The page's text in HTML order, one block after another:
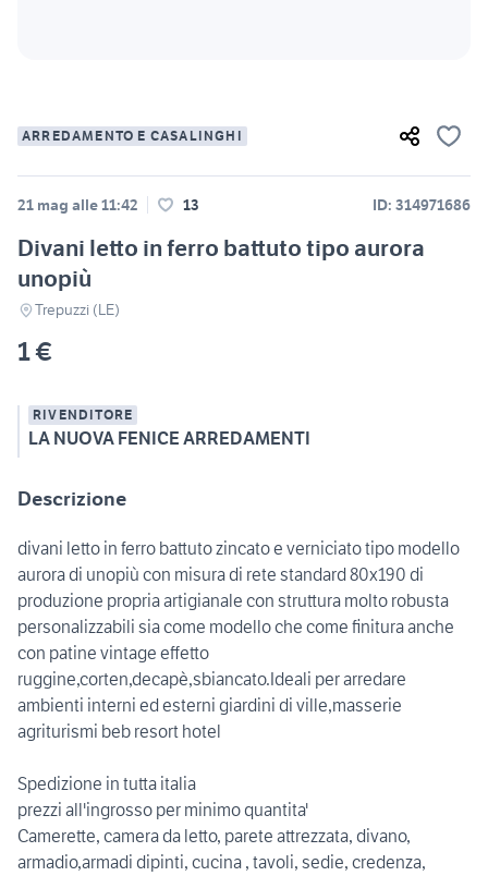
ARREDAMENTO E CASALINGHI
21 mag alle 11:42 13 ID: 314971686
Divani letto in ferro battuto tipo aurora
unopiù
Trepuzzi (LE)
1 €
RIVENDITORE
LA NUOVA FENICE ARREDAMENTI
Descrizione
divani letto in ferro battuto zincato e verniciato tipo modello
aurora di unopiù con misura di rete standard 80x190 di
produzione propria artigianale con struttura molto robusta
personalizzabili sia come modello che come finitura anche
con patine vintage effetto
ruggine,corten,decapè,sbiancato.Ideali per arredare
ambienti interni ed esterni giardini di ville,masserie
agriturismi beb resort hotel
Spedizione in tutta italia
prezzi all'ingrosso per minimo quantita'
Camerette, camera da letto, parete attrezzata, divano,
armadio,armadi dipinti, cucina , tavoli, sedie, credenza,